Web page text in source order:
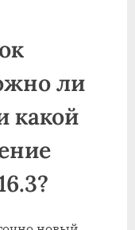
ли
какой